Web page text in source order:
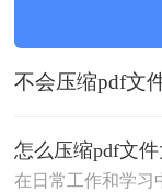
在日常工作和学习